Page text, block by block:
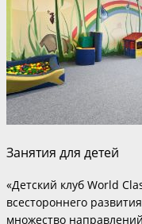
Занятия для детей
«Детский клуб World
всестороннего
множество